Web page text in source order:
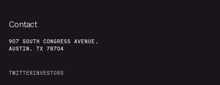
Contact
907 SOUTH CONGRESS AVENUE,
AUSTIN, TX 78704
TWITTERINVESTORS